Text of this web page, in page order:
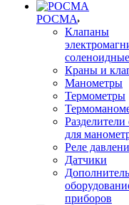
РОСМА
Клапаны
соленоидные
Краны и
Манометры
Термометры
Разделители
для
Реле
Датчики
приборов